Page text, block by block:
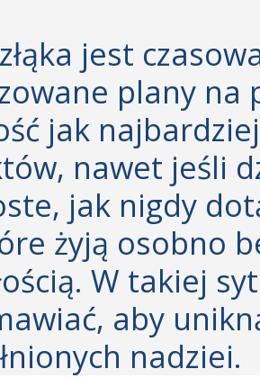
jest
plany na
jak
nawet jeśli
jak nigdy
żyją osobno
W takiej
aby
nadziei.